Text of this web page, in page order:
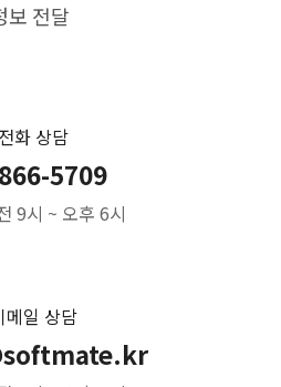
보 전달
전화 상담
5709
9시 ~ 오후 6시
메일 상담